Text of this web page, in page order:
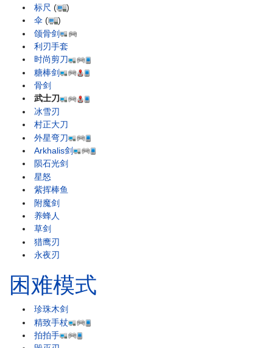
标尺 (
)
伞 (
)
颌骨剑
利刃手套
时尚剪刀
糖棒剑
骨剑
武士刀
冰雪刃
村正大刀
外星弯刀
Arkhalis剑
陨石光剑
星怒
紫挥棒鱼
附魔剑
养蜂人
草剑
猎鹰刃
永夜刃
困难模式
珍珠木剑
精致手杖
拍拍手